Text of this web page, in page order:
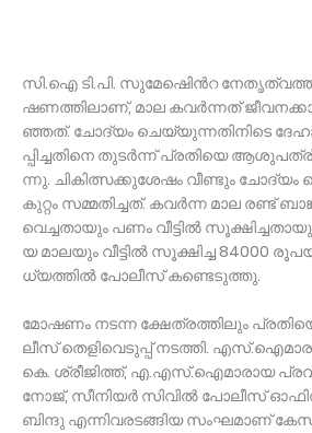
സി.​ഐ ടി.​പി. സു​മേ​ഷി‍െൻറ
ഷ​ണ​ത്തി​ലാ​ണ്, മാ​ല ക​വ​ർ​ന്ന​ത്
ഞ്ഞ​ത്. ചോ​ദ്യം ചെ​യ്യു​ന്ന​തി​നി​ടെ
പ്പി​ച്ച​തി​നെ തു​ട​ർ​ന്ന് പ്ര​തി​യെ
ന്നു. ചി​കി​ത്സ​ക്കു​ശേ​ഷം വീ​ണ്ടും
കു​റ്റം സ​മ്മ​തി​ച്ച​ത്. ക​വ​ർ​ന്ന മാ​ല ര​ണ്ട്
വെ​ച്ച​താ​യും പ​ണം വീ​ട്ടി​ൽ
യ മാ​ല​യും വീ​ട്ടി​ൽ സൂ​ക്ഷി​ച്ച 84000
ധ്യ​ത്തി​ൽ പോലീ​സ് ക​ണ്ടെ​ടു​ത്തു.
മോ​ഷ​ണം ന​ട​ന്ന ക്ഷേ​ത്ര​ത്തി​ലും
ലീ​സ് തെ​ളി​വെ​ടു​പ്പ് ന​ട​ത്തി.
കെ. ​ശ്രീ​ജി​ത്ത്, എ.​എ​സ്.​ഐ​മാ​രാ​യ
നോ​ജ്, സീ​നി​യ​ർ സി​വി​ൽ പോലീ​സ്
ബി​ന്ദു എ​ന്നി​വ​ര​ട​ങ്ങി​യ സം​ഘ​മാ​ണ്